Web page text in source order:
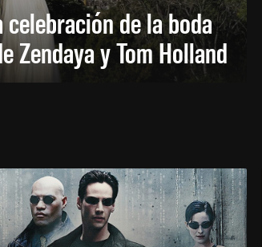
de la boda
Zendaya y Tom Holland